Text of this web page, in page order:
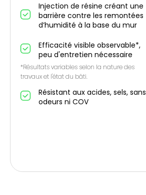
Injection de résine créant une
barrière contre les remontées
d’humidité à la base du mur
Efficacité visible observable*,
peu d'entretien nécessaire
*Résultats variables selon la nature des
travaux et l'état du bâti.
Résistant aux acides, sels, sans
odeurs ni COV